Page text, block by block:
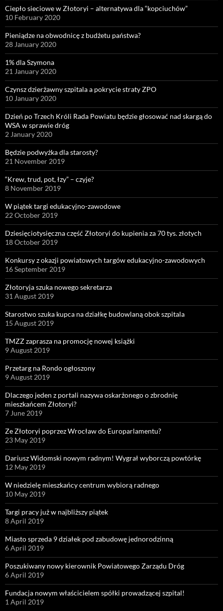
Ciepło sieciowe w Złotoryi – alternatywa dla “kopciuchów”
10 February 2020
Pieniądze na obwodnicę z budżetu państwa?
28 January 2020
1% dla Szymona
21 January 2020
Czynsz dzierżawny szpitala a pokrycie straty ZPO
10 January 2020
Dzień po Trzech Króli Rada Powiatu będzie głosować nad skargą do
WSA w sprawie dróg
2 January 2020
Będzie podwyżka dla starosty?
21 November 2019
“Krew, trud, pot, łzy” – czyje?
8 November 2019
W piątek targi edukacyjno-zawodowe
22 October 2019
Dziesięciotysięczna część Złotoryi do kupienia za 70 tys. złotych
18 October 2019
Konkursy z okazji powiatowych targów edukacyjno-zawodowych
16 September 2019
Złotoryja szuka nowego sekretarza
31 August 2019
Starostwo szuka kupca na działkę budowlaną obok szpitala
15 August 2019
TMZZ zaprasza na promocję nowej książki
9 August 2019
Przetarg na Rondo ogłoszony
9 August 2019
Dlaczego jeden z portali nazywa oskarżonego o zbrodnię
mieszkańcem Złotoryi?
7 June 2019
Ze Złotoryi poprzez Wrocław do Europarlamentu?
23 May 2019
Dariusz Widomski nowym radnym! Wygrał wyborczą powtórkę
12 May 2019
W niedzielę mieszkańcy centrum wybiorą radnego
10 May 2019
Targi pracy już w najbliższy piątek
8 April 2019
Miasto sprzeda 9 działek pod zabudowę jednorodzinną
6 April 2019
Poszukiwany nowy kierownik Powiatowego Zarządu Dróg
6 April 2019
Fundacja nowym właścicielem spółki prowadzącej szpital!
1 April 2019